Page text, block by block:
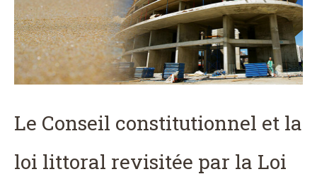
Le Conseil constitutionnel et la
loi littoral revisitée par la Loi